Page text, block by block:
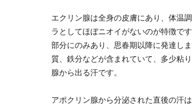
エクリン腺は全身の皮膚にあり、体温
ラとしてほぼニオイがないのが特徴で
部分にのみあり、思春期以降に発達し
質、鉄分などが含まれていて、多少粘
腺から出る汗です。
アポクリン腺から分泌された直後の汗